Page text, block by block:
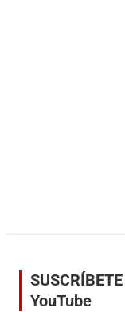
YouTube